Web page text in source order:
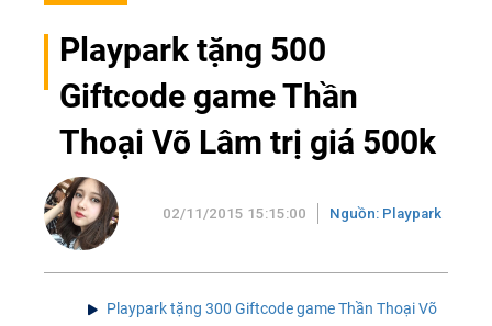
Playpark tặng 500
Giftcode game Thần
Thoại Võ Lâm trị giá 500k
02/11/2015 15:15:00 Nguồn: Playpark
Playpark tặng 300 Giftcode game Thần Thoại Võ